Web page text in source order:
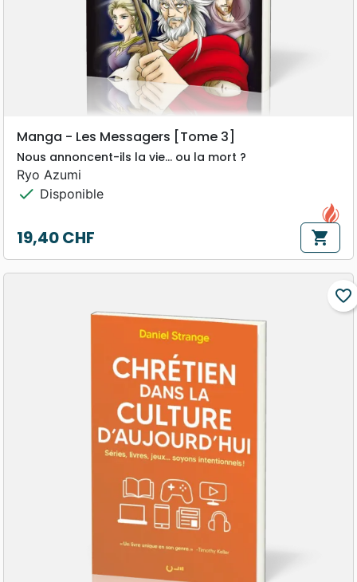
Manga - Les Messagers [Tome 3]
Nous annoncent-ils la vie... ou la mort ?
Ryo Azumi
check Disponible
Prix
19,40 CHF shopping_cart
favorite_border